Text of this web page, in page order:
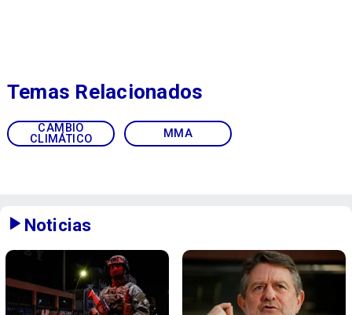
CAMBIO
CLIMÁTICO
MMA
Temas Relacionados
Noticias